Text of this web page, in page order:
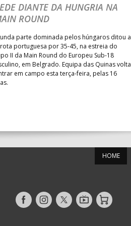
MUN. PÓVOA VARZIM
PAV. GIMN. S. JOÃO VER
PAV. ACÁCIO ROSA
PERESTRELO
MUN. FERNANDO GOMES
DIANTE DA HUNGRIA NA
ROUND
parte dominada pelos húngaros ditou a
portuguesa por 35-45, na estreia do
II da Main Round do Europeu Sub-18
em Belgrado. Equipa das Quinas volta
em campo esta terça-feira, pelas 16
HOME
Siga-
nos
Siga-
nos
Siga-
nos
AndebolTV
Loja